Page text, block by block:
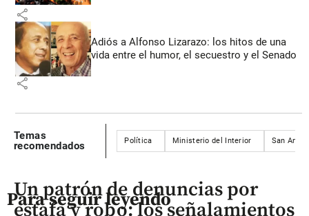
share
Adiós a Alfonso Lizarazo: los hitos de una
vida entre el humor, el secuestro y el Senado
share
Temas
recomendados
Política Ministerio del Interior San
Para seguir leyendo
Un patrón de denuncias por
estafa y robo: los señalamientos